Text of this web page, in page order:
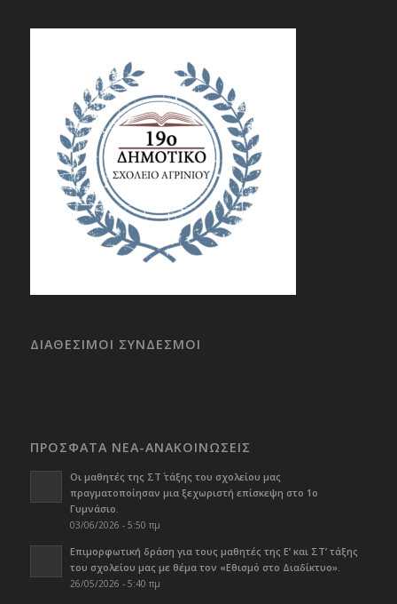
ΔΙΑΘΕΣΙΜΟΙ ΣΥΝΔΕΣΜΟΙ
ΠΡΟΣΦΑΤΑ ΝΕΑ-ΑΝΑΚΟΙΝΩΣΕΙΣ
Οι μαθητές της ΣΤ΄ τάξης του σχολείου μας
πραγματοποίησαν μια ξεχωριστή επίσκεψη στο 1ο
Γυμνάσιο.
03/06/2026 - 5:50 πμ
Επιμορφωτική δράση για τους μαθητές της Ε’ και ΣΤ’ τάξης
του σχολείου μας με θέμα τον «Εθισμό στο Διαδίκτυο».
26/05/2026 - 5:40 πμ